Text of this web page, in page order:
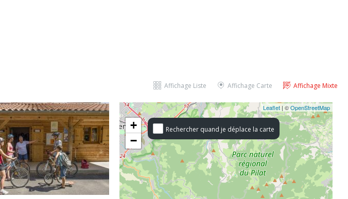
Affichage Mixte
Affichage Carte
Affichage Liste
Rechercher quand je déplace la carte
+
−
Leaflet | ©OpenStreetMap